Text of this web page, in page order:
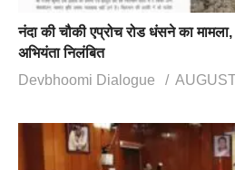
नंदा की चौकी एप्रोच रोड धंसने का
अभियंता निलंबित
Devbhoomi Dialogue